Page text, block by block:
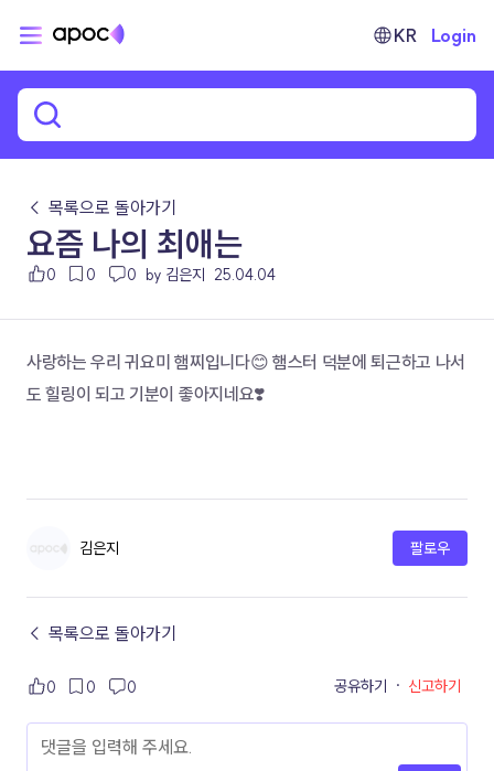
KR Login
← 목록으로 돌아가기
요즘 나의 최애는
0 0 0 by 김은지 25.04.04
사랑하는 우리 귀요미 햄찌입니다😊 햄스터 덕분에 퇴근하고 나서
도 힐링이 되고 기분이 좋아지네요❣️
김은지 팔로우
← 목록으로 돌아가기
0 0 0 공유하기 · 신고하기